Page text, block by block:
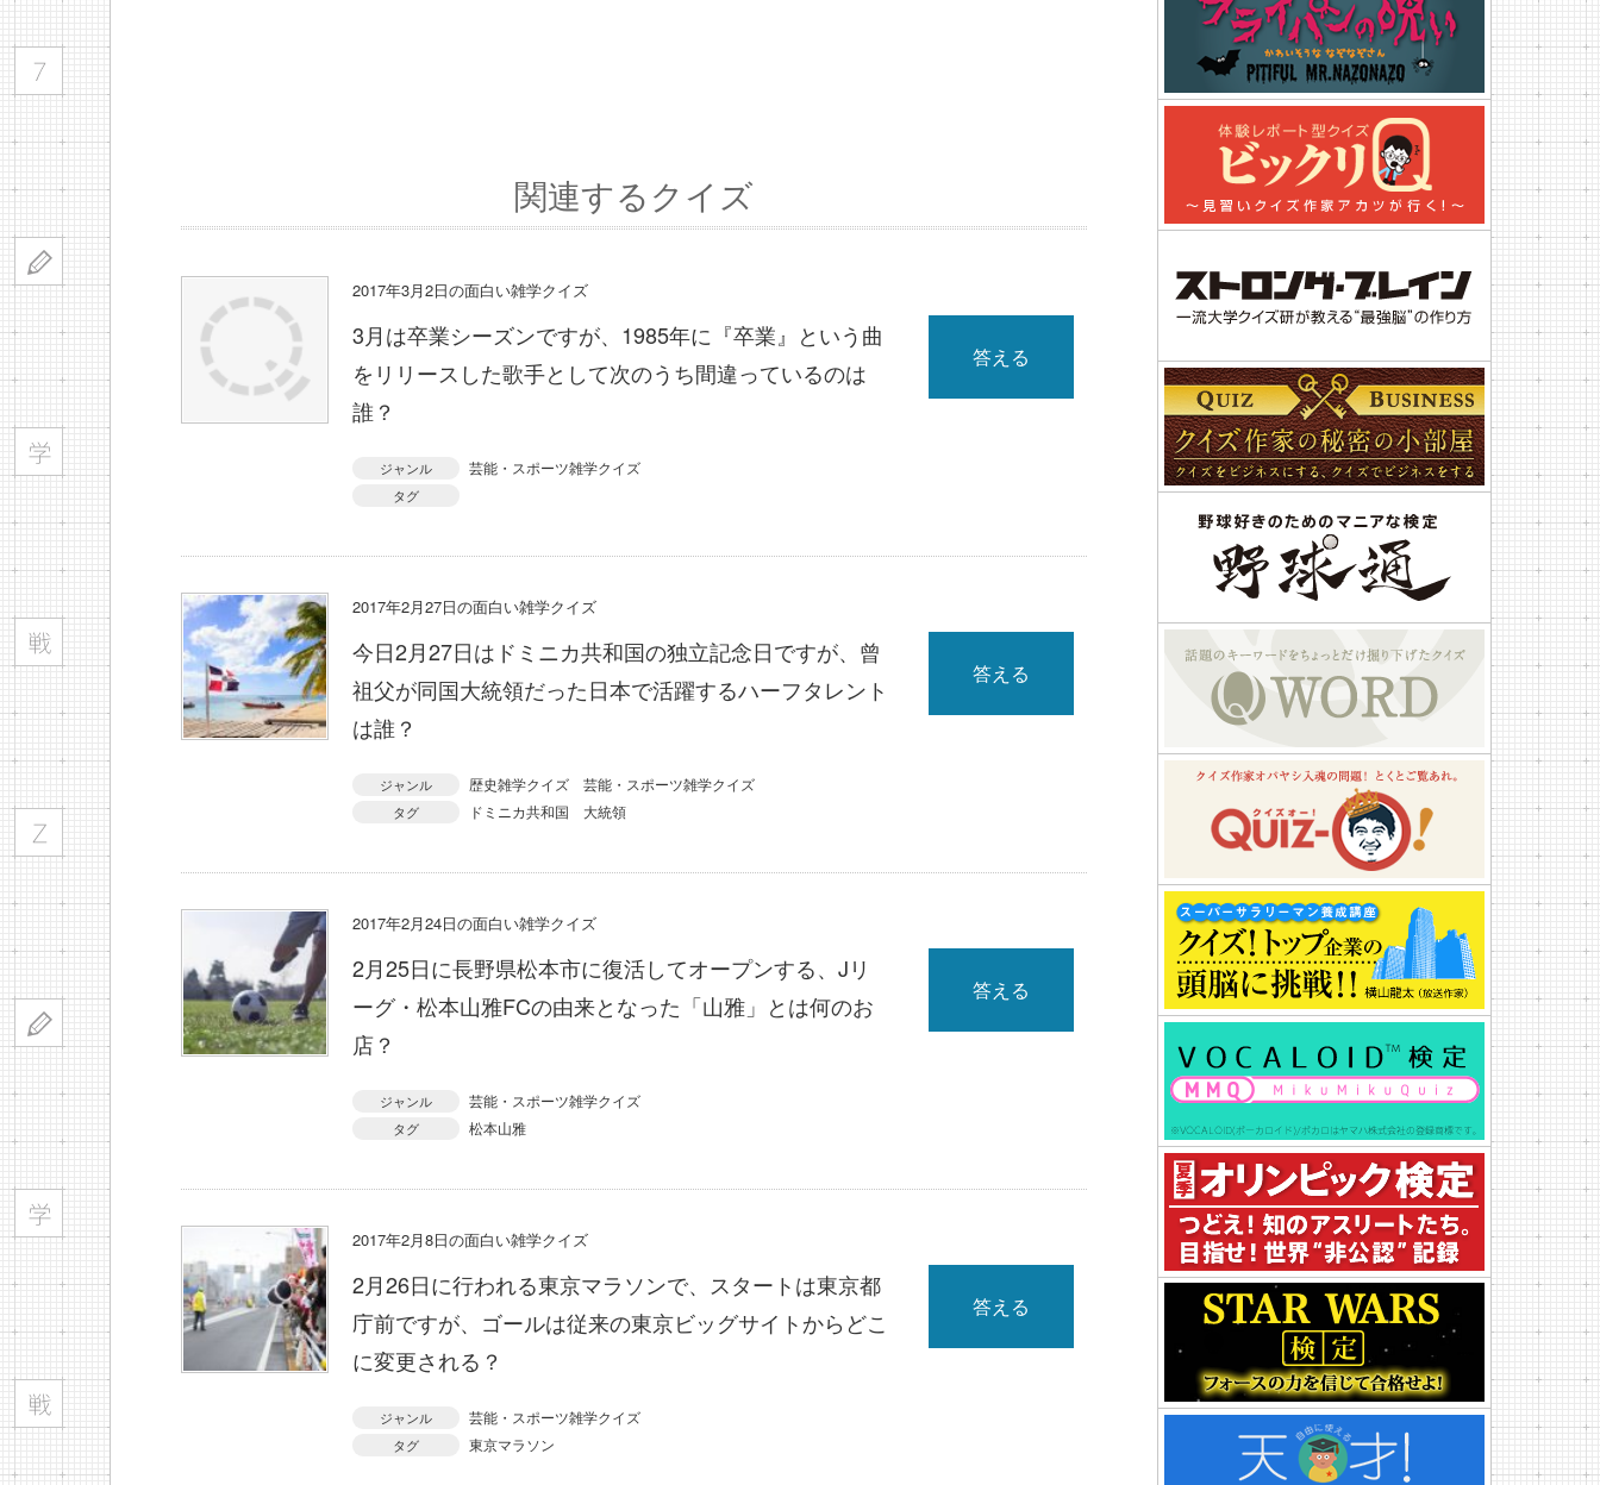
関連するクイズ
2017年3月2日の面白い雑学クイズ
3月は卒業シーズンですが、1985年に『卒業』という曲
をリリースした歌手として次のうち間違っているのは
誰？
答える
ジャンル 芸能・スポーツ雑学クイズ
タグ
2017年2月27日の面白い雑学クイズ
今日2月27日はドミニカ共和国の独立記念日ですが、曾
祖父が同国大統領だった日本で活躍するハーフタレント
は誰？
答える
ジャンル 歴史雑学クイズ 芸能・スポーツ雑学クイズ
タグ ドミニカ共和国 大統領
2017年2月24日の面白い雑学クイズ
2月25日に長野県松本市に復活してオープンする、Jリ
ーグ・松本山雅FCの由来となった「山雅」とは何のお
店？
答える
ジャンル 芸能・スポーツ雑学クイズ
タグ 松本山雅
2017年2月8日の面白い雑学クイズ
2月26日に行われる東京マラソンで、スタートは東京都
庁前ですが、ゴールは従来の東京ビッグサイトからどこ
に変更される？
答える
ジャンル 芸能・スポーツ雑学クイズ
タグ 東京マラソン